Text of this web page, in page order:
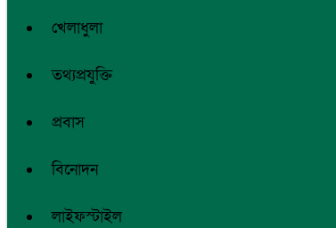
খেলাধুলা
তথ্যপ্রযুক্তি
প্রবাস
বিনোদন
লাইফস্টাইল